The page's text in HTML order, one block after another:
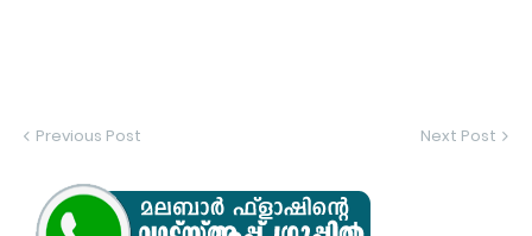
Previous Post Next Post